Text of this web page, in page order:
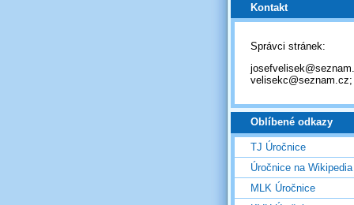
Kontakt
Správci stránek:
velisekc@seznam.cz;
Oblíbené odkazy
TJ Úročnice
Úročnice na Wikipedia
MLK Úročnice